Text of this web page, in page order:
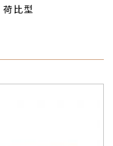
荷比型